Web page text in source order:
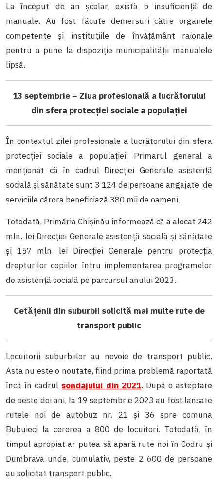
La început de an școlar, există o insuficiență de
manuale. Au fost făcute demersuri către organele
competente și instituțiile de învățământ raionale
pentru a pune la dispoziție municipalității manualele
lipsă.
13 septembrie – Ziua profesională a lucrătorului
din sfera protecției sociale a populației
În contextul zilei profesionale a lucrătorului din sfera
protecției sociale a populației, Primarul general a
menționat că în cadrul Direcției Generale asistență
socială și sănătate sunt 3 124 de persoane angajate, de
serviciile cărora beneficiază 380 mii de oameni.
Totodată, Primăria Chișinău informează că a alocat 242
mln. lei Direcției Generale asistență socială și sănătate
și 157 mln. lei Direcției Generale pentru protecția
drepturilor copiilor întru implementarea programelor
de asistență socială pe parcursul anului 2023.
Cetățenii din suburbii solicită mai multe rute de
transport public
Locuitorii suburbiilor au nevoie de transport public.
Asta nu este o noutate, fiind prima problemă raportată
încă în cadrul sondajului din 2021. După o așteptare
de peste doi ani, la 19 septembrie 2023 au fost lansate
rutele noi de autobuz nr. 21 și 36 spre comuna
Bubuieci la cererea a 800 de locuitori. Totodată, în
timpul apropiat ar putea să apară rute noi în Codru și
Dumbrava unde, cumulativ, peste 2 600 de persoane
au solicitat transport public.